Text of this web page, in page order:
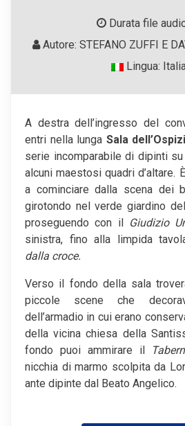
Durata file
Autore: STEFANO ZUFFI E
Lingua:
A destra dell’ingresso del
entri nella lunga Sala
serie incomparabile di dipinti
alcuni maestosi quadri d’altare.
a cominciare dalla scena dei
girotondo nel verde giardino
proseguendo con il
Giudizio
sinistra, fino alla limpida
dalla croce.
Verso il fondo della sala
piccole scene che
dell’armadio in cui erano
della vicina chiesa della
fondo puoi ammirare il
nicchia di marmo scolpita da
ante dipinte dal Beato Angelico.